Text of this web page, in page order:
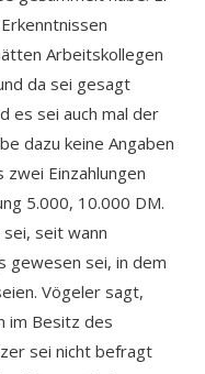
Arbeitskollegen
da sei gesagt
es sei auch mal der
dazu keine Angaben
zwei Einzahlungen
5.000, 10.000 DM.
seit wann
gewesen sei, in dem
Vögeler sagt,
im Besitz des
sei nicht befragt